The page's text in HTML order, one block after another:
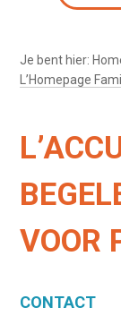
Je bent hier:
L’Homepage
VOOR
CONTACT